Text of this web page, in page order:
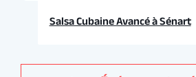
Salsa Cubaine Avancé à Sénart